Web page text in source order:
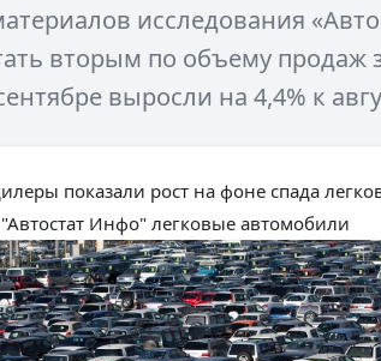
исследования
вторым по объему продаж
выросли на 4,4% к
показали рост на фоне спада
Инфо" легковые автомобили